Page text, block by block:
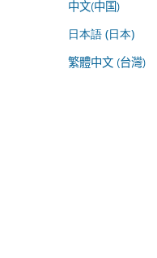
中文(中国)
日本語 (日本)
繁體中文 (台灣)